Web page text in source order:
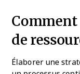
de
Élaborer une